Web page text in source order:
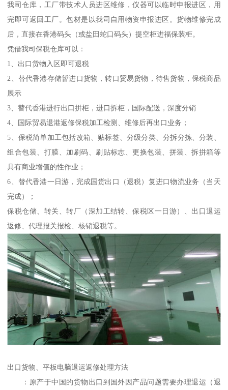
我司仓库，工厂带技术人员进区维修，仪器可以临时申报进区，用
完即可返回工厂。包材是以我司自用物资申报进区。货物维修完成
后，直接在香港码头（或盐田蛇口码头）提空柜进福保装柜。
凭借我司保税仓库可以：
1、出口货物入区即可退税
2、替代香港存储暂进口货物，转口贸易货物，待售货物，保税商品
展示
3、替代香港进行出口拼柜，进口拆柜，国际配送，深度分销
4、国际贸易退港返修保税加工检测、维修后再出口业务；
5、保税简单加工包括改箱、贴标签、分级分类、分拆分拣、分装、
组合包装、打膜、加刷码、刷贴标志、更换包装、拼装、拆拼箱等
具有商业增值的性作业；
6、替代香港一日游，完成国货出口（退税）复进口物流业务（当天
完成）；
保税仓储、转关、转厂（深加工结转、保税区一日游）、出口退运
返修、代理报关报检、核销退税等。
出口货物、平板电脑退运返修处理方法
：原产于中国的货物出口到国外因产品问题需要办理退运（退